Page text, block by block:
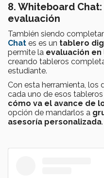
8. Whiteboard
evaluación
También siendo
Chat es es un tablero
permite la evaluación
creando tableros
estudiante.
Con esta herramienta, los
cada uno de esos tableros
cómo va el avance de
opción de mandarlos a
asesoría personalizada.